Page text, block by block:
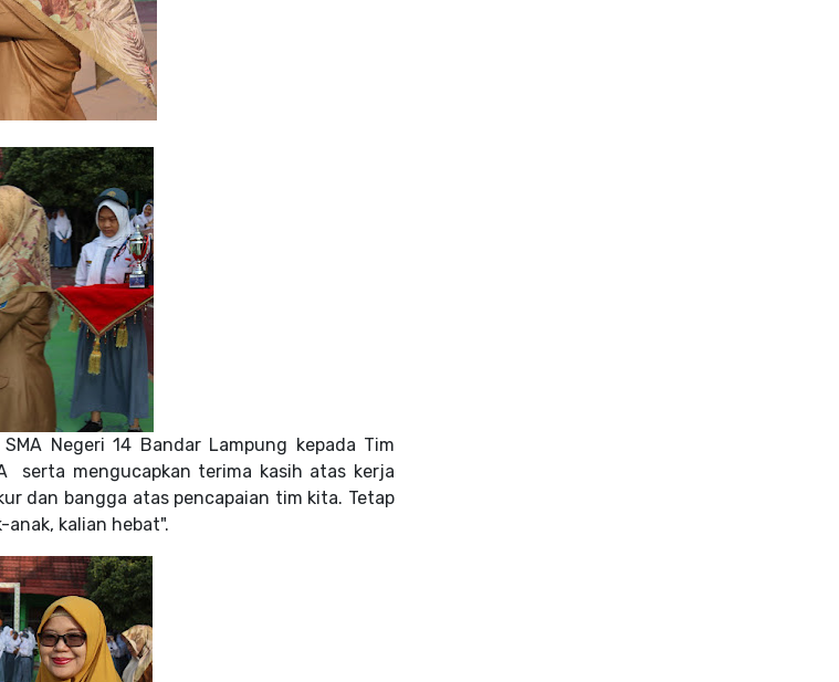
Negeri 14 Bandar Lampung kepada Tim
serta mengucapkan terima kasih atas kerja
dan bangga atas pencapaian tim kita. Tetap
anak, kalian hebat".